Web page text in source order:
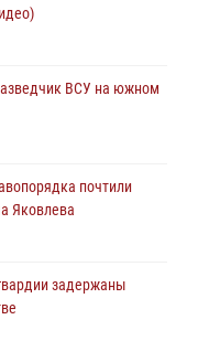
ВСУ на южном
почтили
Яковлева
задержаны